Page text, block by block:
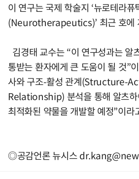
이 연구는 국제 학술지 ‘뉴로테라퓨
(Neurotherapeutics)’ 최근 호에
김경태 교수는 “이 연구성과는 알
통받는 환자에게 큰 도움이 될 것”
사와 구조-활성 관계(Structure-
Relationship) 분석을 통해 알츠하
최적화된 약물을 개발할 예정”이라
◎공감언론 뉴시스